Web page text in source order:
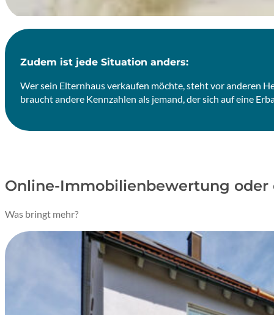
Zudem ist jede Situation anders:
Wer sein Elternhaus verkaufen möchte, steht vor anderen
braucht andere Kennzahlen als jemand, der sich auf eine
Online-Immobilienbewertung
Was bringt mehr?